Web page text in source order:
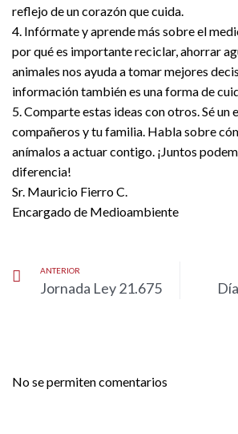
reflejo de un corazón que cuida.
4. Infórmate y aprende más sobre el
por qué es importante reciclar, ahorrar
animales nos ayuda a tomar mejores
información también es una forma de
5. Comparte estas ideas con otros. Sé un
compañeros y tu familia. Habla sobre
anímalos a actuar contigo. ¡Juntos
diferencia!
Sr. Mauricio Fierro C.
Encargado de Medioambiente
ANTERIOR
Jornada Ley 21.675
No se permiten comentarios